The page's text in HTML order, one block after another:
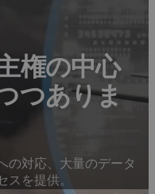
権の中心
つありま
の対応、大量のデータ
スを提供。